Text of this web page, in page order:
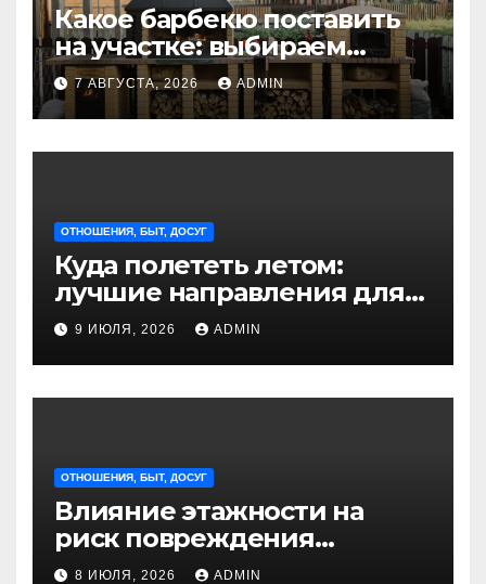
Какое барбекю поставить
на участке: выбираем
идеальное решение для
отдыха на природе
7 АВГУСТА, 2026 ADMIN
ОТНОШЕНИЯ, БЫТ, ДОСУГ
Куда полететь летом:
лучшие направления для
отдыха из Санкт-
Петербурга
9 ИЮЛЯ, 2026 ADMIN
ОТНОШЕНИЯ, БЫТ, ДОСУГ
Влияние этажности на
риск повреждения
недвижимости
8 ИЮЛЯ, 2026 ADMIN